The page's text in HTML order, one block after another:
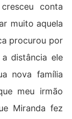
conta
muito aquela
procurou por
distância ele
nova família
meu irmão
Miranda fez